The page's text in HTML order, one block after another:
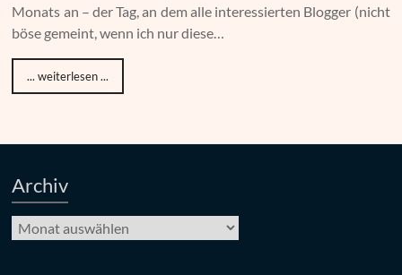
Monats an – der Tag, an dem alle interessierten Blogger (nicht
böse gemeint, wenn ich nur diese…
... weiterlesen ...
Archiv
Archiv